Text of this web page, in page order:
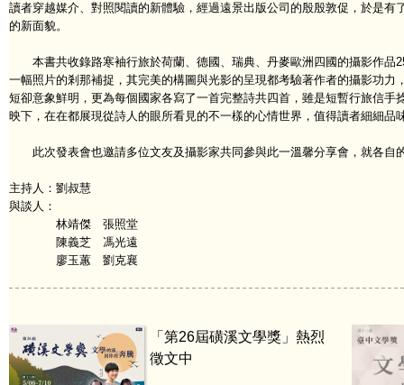
讀者穿越媒介、對照閱讀的新體驗，經過遠景出版公司的殷殷敦促，於是
的新面貌。
本書共收錄路寒袖行旅於荷蘭、德國、瑞典、丹麥歐洲四國的攝影作品
一幅照片的剎那補捉，其完美的構圖與光影的呈現都考驗著作者的攝影功
短卻意象鮮明，更為每個國家各寫了一首完整詩共四首，雖是短暫行旅信
映下，在在都展現從詩人的眼所看見的不一樣的心情世界，值得讀者細細品
此次發表會也邀請多位文友及攝影家共同參與此一溫馨分享會，就各自
主持人：劉叔慧
與談人：
林靖傑 張照堂
陳義芝 馮光遠
廖玉蕙 劉克襄
「第26屆磺溪文學獎」熱烈
徵文中